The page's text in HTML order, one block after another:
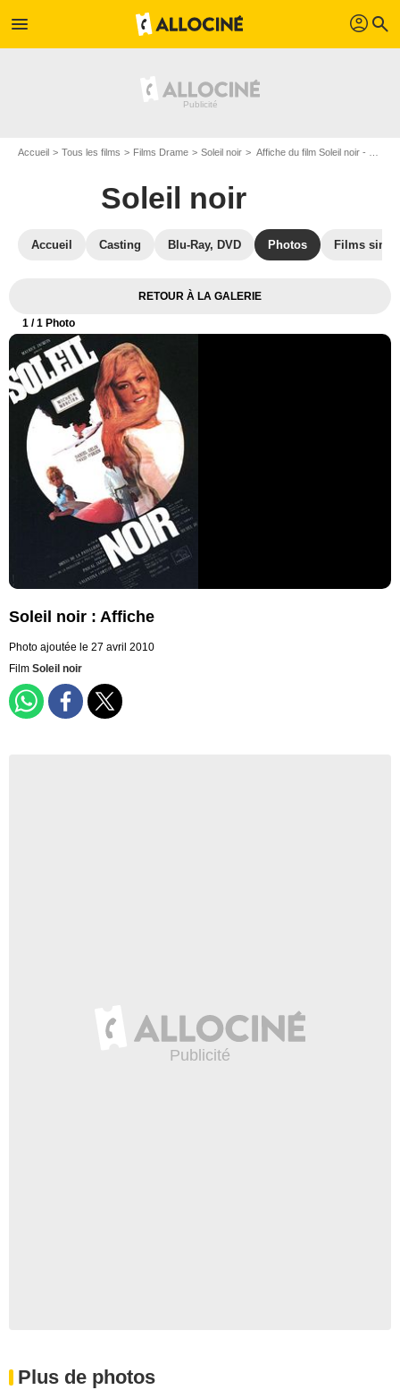
menu profil search
Accueil Tous les films Films Drame Soleil noir Affiche du film Soleil noir - Photo 1
Soleil noir
Accueil Casting Blu-Ray, DVD Photos Films
RETOUR À LA GALERIE
1 / 1 Photo
Soleil noir : Affiche
Photo ajoutée le 27 avril 2010
Film Soleil noir
Plus de photos